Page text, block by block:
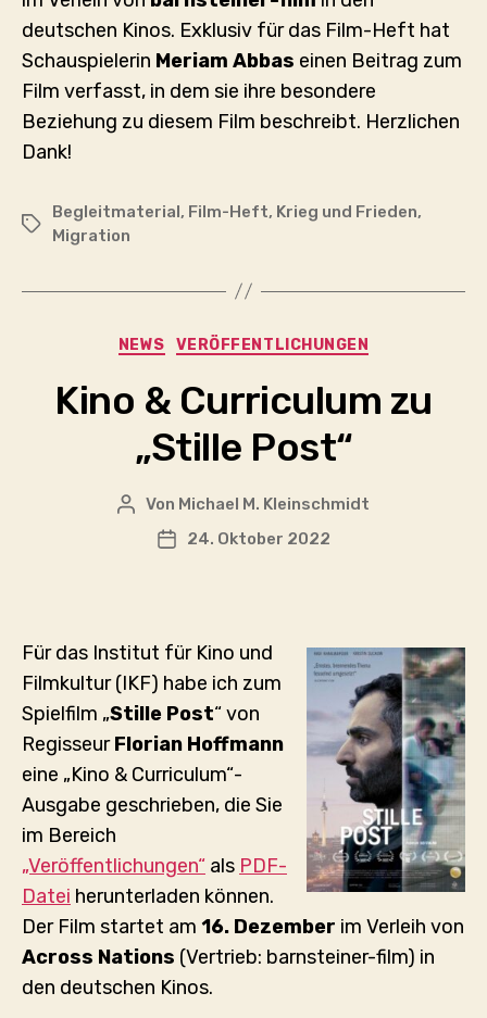
deutschen Kinos. Exklusiv für das Film-Heft hat
Schauspielerin Meriam Abbas einen Beitrag zum
Film verfasst, in dem sie ihre besondere
Beziehung zu diesem Film beschreibt. Herzlichen
Dank!
Schlagwörter
Begleitmaterial, Film-Heft, Krieg und Frieden,
Migration
Kategorien
NEWS VERÖFFENTLICHUNGEN
Kino & Curriculum zu
„Stille Post“
Beitragsautor
Von Michael M. Kleinschmidt
Veröffentlichungsdatum
24. Oktober 2022
Für das Institut für Kino und
Filmkultur (IKF) habe ich zum
Spielfilm „Stille Post“ von
RegisseurFlorian Hoffmann
eine „Kino & Curriculum“-
Ausgabe geschrieben, die Sie
im Bereich
„Veröffentlichungen“ als PDF-
Datei herunterladen können.
Der Film startet am 16. Dezember im Verleih von
Across Nations (Vertrieb: barnsteiner-film) in
den deutschen Kinos.